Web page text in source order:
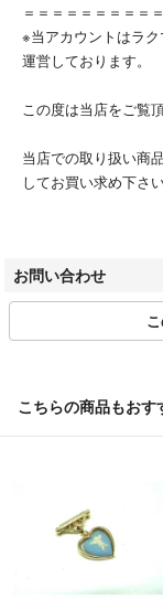
＝＝＝＝＝＝＝＝＝
※当アカウントはラ
運営しております。
この度は当店をご覧
当店での取り扱い商
してお買い求め下さい
第305521507463号/
適格請求書登録番号
※発送の日時指定は承
＝＝＝＝＝＝＝＝＝
こちらのアカウント
運営されています。
▼特商法
https://fril.jp/ts/
▼返品特約
お問い合わせ
こちらの商品もおす